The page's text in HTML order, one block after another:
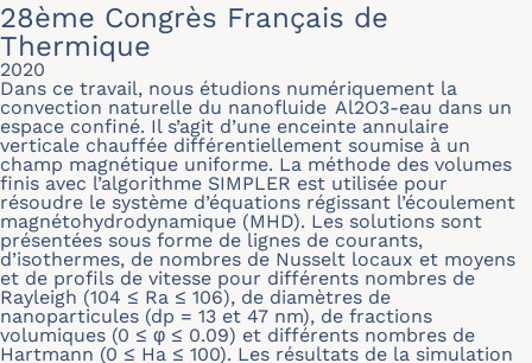
28ème Congrès Français de
Thermique
2020
Dans ce travail, nous étudions numériquement la
convection naturelle du nanofluide Al2O3-eau dans un
espace confiné. Il s’agit d’une enceinte annulaire
verticale chauffée différentiellement soumise à un
champ magnétique uniforme. La méthode des volumes
finis avec l’algorithme SIMPLER est utilisée pour
résoudre le système d’équations régissant l’écoulement
magnétohydrodynamique (MHD). Les solutions sont
présentées sous forme de lignes de courants,
d’isothermes, de nombres de Nusselt locaux et moyens
et de profils de vitesse pour différents nombres de
Rayleigh (104 ≤ Ra ≤ 106), de diamètres de
nanoparticules (dp = 13 et 47 nm), de fractions
volumiques (0 ≤ φ≤ 0.09) et différents nombres de
Hartmann (0 ≤ Ha ≤ 100). Les résultats de la simulation